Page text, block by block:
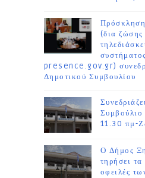
Πρόσκληση
(δια ζώσης
presence.gov.gr)
Δημοτικού Συμβουλίου
Συμβούλιο
11.30 πμ-
Ο Δήμος
τηρήσει
οφειλές